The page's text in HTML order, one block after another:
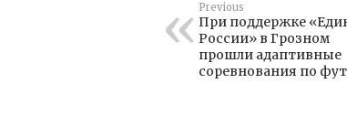
Previous
При поддержке
России» в Грозном
прошли адаптивные
соревнования по